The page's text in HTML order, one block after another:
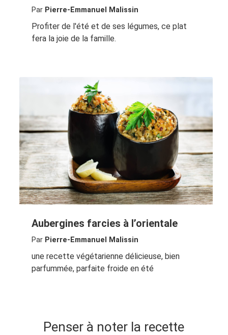
Par Pierre-Emmanuel Malissin
Profiter de l'été et de ses légumes, ce plat
fera la joie de la famille.
Aubergines farcies à l’orientale
Par Pierre-Emmanuel Malissin
une recette végétarienne délicieuse, bien
parfummée, parfaite froide en été
Penser à noter la recette